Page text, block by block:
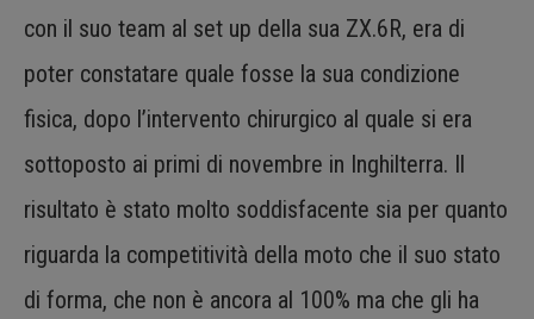
con il suo team al set up della sua ZX.6R, era di
poter constatare quale fosse la sua condizione
fisica, dopo l’intervento chirurgico al quale si era
sottoposto ai primi di novembre in Inghilterra. Il
risultato è stato molto soddisfacente sia per quanto
riguarda la competitività della moto che il suo stato
di forma, che non è ancora al 100% ma che gli ha